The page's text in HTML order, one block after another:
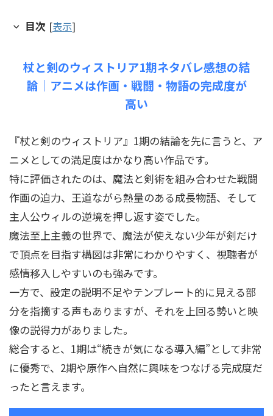
目次 [表示]
杖と剣のウィストリア1期ネタバレ感想の結
論｜アニメは作画・戦闘・物語の完成度が
高い
『杖と剣のウィストリア』1期の結論を先に言うと、ア
ニメとしての満足度はかなり高い作品です。
特に評価されたのは、魔法と剣術を組み合わせた戦闘
作画の迫力、王道ながら熱量のある成長物語、そして
主人公ウィルの逆境を押し返す姿でした。
魔法至上主義の世界で、魔法が使えない少年が剣だけ
で頂点を目指す構図は非常にわかりやすく、視聴者が
感情移入しやすいのも強みです。
一方で、設定の説明不足やテンプレート的に見える部
分を指摘する声もありますが、それを上回る勢いと映
像の説得力がありました。
総合すると、1期は“続きが気になる導入編”として非常
に優秀で、2期や原作へ自然に興味をつなげる完成度だ
ったと言えます。